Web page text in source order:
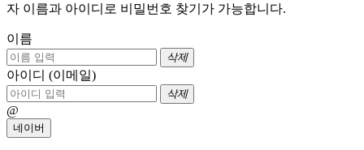
자 이름과 아이디로 비밀번호 찾기가 가능합니다.
이름
삭제
아이디 (이메일)
삭제
@
네이버